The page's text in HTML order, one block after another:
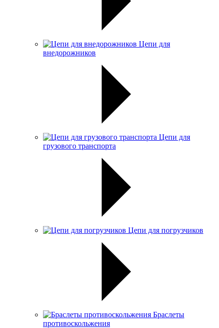
Цепи для
внедорожников
Цепи для
грузового транспорта
Цепи для погрузчиков
Браслеты
противоскольжения